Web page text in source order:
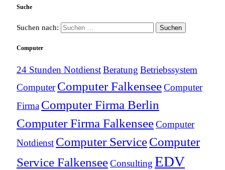
Suche
Suchen nach:
Computer
24 Stunden NotdienstBeratung Betriebssystem
Computer Computer FalkenseeComputer
Firma Computer Firma Berlin
Computer Firma FalkenseeComputer
Notdienst Computer ServiceComputer
Service FalkenseeConsulting EDV